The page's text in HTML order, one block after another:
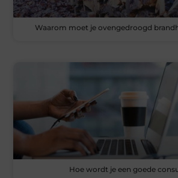
Waarom moet je ovengedroogd
Hoe wordt je een goede